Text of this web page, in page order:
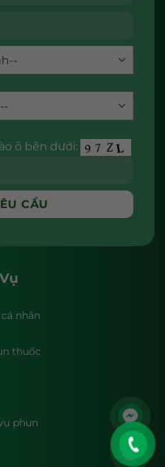
ô bên dưới:
nhân
thuốc
phun